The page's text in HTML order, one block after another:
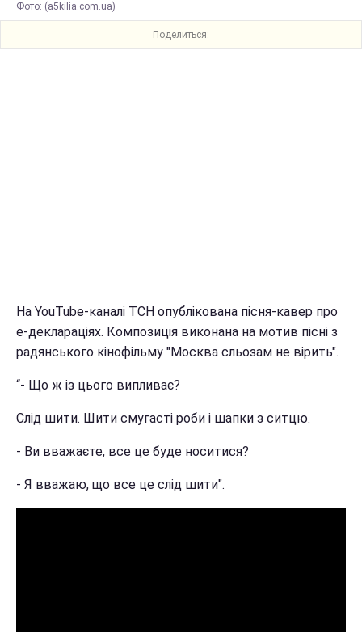
Фото: (a5kilia.com.ua)
Поделиться:
На YouTube-каналі ТСН опублікована пісня-кавер про
е-деклараціях. Композиція виконана на мотив пісні з
радянського кінофільму "Москва сльозам не вірить".
“- Що ж із цього випливає?
Слід шити. Шити смугасті роби і шапки з ситцю.
- Ви вважаєте, все це буде носитися?
- Я вважаю, що все це слід шити".